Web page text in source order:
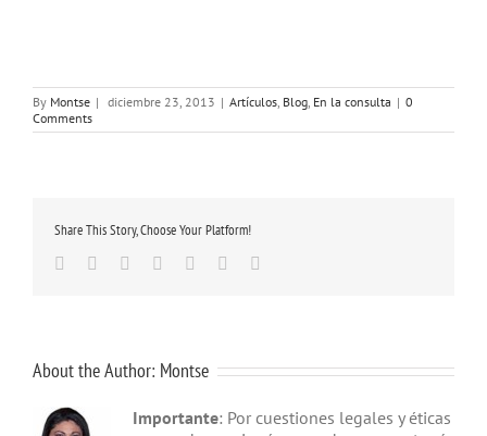
By Montse | diciembre 23, 2013 | Artículos, Blog, En la consulta | 0
Comments
Share This Story, Choose Your Platform!
Facebook
TwitterLinkedinGoogle+
TumblrPinterest
About the Author: Montse
Importante: Por cuestiones legales y éticas